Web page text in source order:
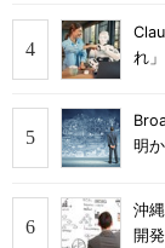
れ
明
沖
開